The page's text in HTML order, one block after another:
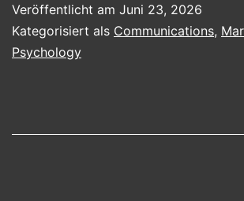
Veröffentlicht am Juni 23, 2026
Kategorisiert als Communications,
Psychology